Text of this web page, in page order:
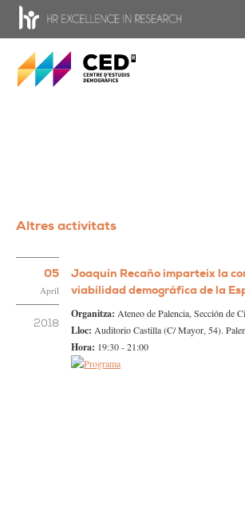
CED - Centre d'estudis
Altres activitats
05
April
2018
Joaquín Recaño imparteix la
viabilidad demográfica de la
Organitza: Ateneo de Palencia, Sección de
Lloc: Auditorio Castilla (C/ Mayor, 54).
Hora: 19:30 - 21:00